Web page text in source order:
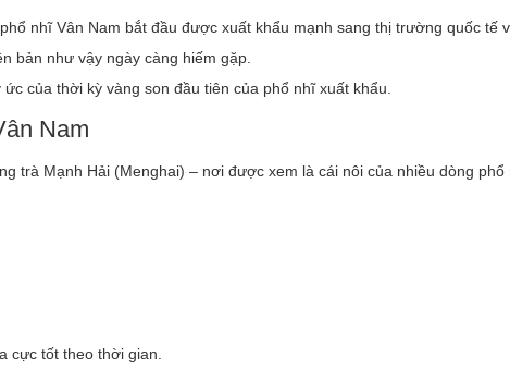
nhĩ Vân Nam bắt đầu được xuất khẩu mạnh sang thị trường quốc tế
bản như vậy ngày càng hiếm gặp.
của thời kỳ vàng son đầu tiên của phổ nhĩ xuất khẩu.
Nam
trà Mạnh Hải (Menghai) – nơi được xem là cái nôi của nhiều dòng phổ
cực tốt theo thời gian.